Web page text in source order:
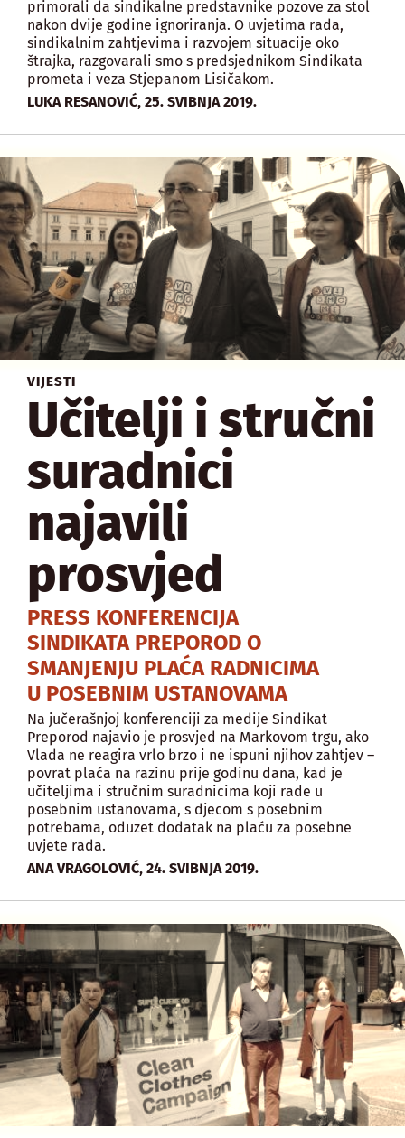
primorali da sindikalne predstavnike pozove za stol
nakon dvije godine ignoriranja. O uvjetima rada,
sindikalnim zahtjevima i razvojem situacije oko
štrajka, razgovarali smo s predsjednikom Sindikata
prometa i veza Stjepanom Lisičakom.
LUKA RESANOVIĆ, 25. SVIBNJA 2019.
VIJESTI
Učitelji i stručni
suradnici
najavili
prosvjed
PRESS KONFERENCIJA
SINDIKATA PREPOROD O
SMANJENJU PLAĆA RADNICIMA
U POSEBNIM USTANOVAMA
Na jučerašnjoj konferenciji za medije Sindikat
Preporod najavio je prosvjed na Markovom trgu, ako
Vlada ne reagira vrlo brzo i ne ispuni njihov zahtjev –
povrat plaća na razinu prije godinu dana, kad je
učiteljima i stručnim suradnicima koji rade u
posebnim ustanovama, s djecom s posebnim
potrebama, oduzet dodatak na plaću za posebne
uvjete rada.
ANA VRAGOLOVIĆ, 24. SVIBNJA 2019.